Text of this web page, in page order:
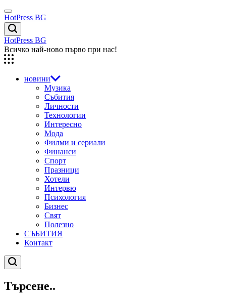
Skip
to
content
Menu
HotPress BG
Търсене
HotPress BG
Всичко най-ново първо при нас!
новини
Музика
Събития
Личности
Технологии
Интересно
Мода
Филми и сериали
Финанси
Спорт
Празници
Хотели
Интервю
Психология
Бизнес
Свят
Полезно
СЪБИТИЯ
Контакт
Търсене
Търсене..